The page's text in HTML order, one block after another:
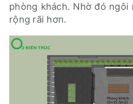
phòng khách. Nhờ đó
rộng rãi hơn.